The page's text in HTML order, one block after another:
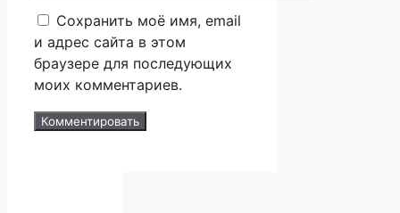
Сохранить моё имя, email
и адрес сайта в этом
браузере для последующих
моих комментариев.